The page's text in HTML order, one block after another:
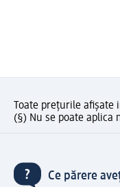
Toate prețurile afișate
(§) Nu se poate aplica
Ce părere